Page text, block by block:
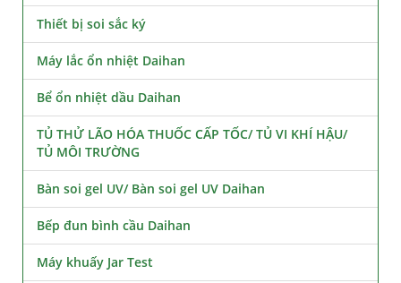
Thiết bị soi sắc ký
Máy lắc ổn nhiệt Daihan
Bể ổn nhiệt dầu Daihan
TỦ THỬ LÃO HÓA THUỐC CẤP TỐC/ TỦ VI KHÍ HẬU/
TỦ MÔI TRƯỜNG
Bàn soi gel UV/ Bàn soi gel UV Daihan
Bếp đun bình cầu Daihan
Máy khuấy Jar Test